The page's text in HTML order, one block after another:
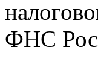
ФНС